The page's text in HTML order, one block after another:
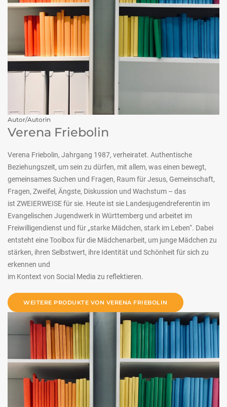
Autor/Autorin
Verena Friebolin
Verena Friebolin, Jahrgang 1987, verheiratet. Authentische
Beziehungszeit, um sein zu dürfen, mit allem, was einen bewegt,
gemeinsames Suchen und Fragen, Raum für Jesus, Gemeinschaft,
Fragen, Zweifel, Ängste, Diskussion und Wachstum – das
ist ZWEIERWEISE für sie. Heute ist sie Landesjugendreferentin im
Evangelischen Jugendwerk in Württemberg und arbeitet im
Freiwilligendienst und für „starke Mädchen, stark im Leben“. Dabei
entsteht eine Toolbox für die Mädchenarbeit, um junge Mädchen zu
stärken, ihren Selbstwert, ihre Identität und Schönheit für sich zu
erkennen und
im Kontext von Social Media zu reflektieren.
WEITERE PRODUKTE VON VERENA FRIEBOLIN